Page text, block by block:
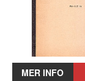
MER INFO